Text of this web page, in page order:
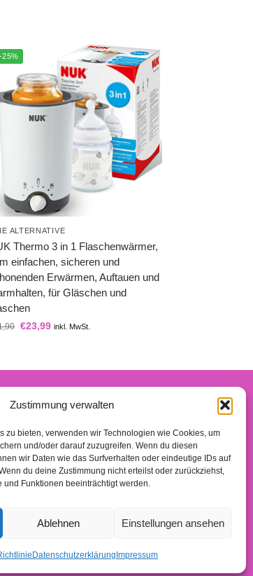
Zustimmung verwalten
zu bieten, verwenden wir Technologien wie Cookies, um
und/oder darauf zuzugreifen. Wenn du diesen
wir Daten wie das Surfverhalten oder eindeutige IDs auf
du deine Zustimmung nicht erteilst oder zurückziehst,
und Funktionen beeinträchtigt werden.
Ablehnen Einstellungen ansehen
Datenschutzerklärung Impressum
-25%
ALTERNATIVE
Thermo 3 in 1 Flaschenwärmer,
einfachen, sicheren und
Erwärmen, Auftauen und
für Gläschen und
€23,99 inkl. MwSt.
ich an qualifizierten Käufen.
2020 – Alle Rechte vorbehalten.